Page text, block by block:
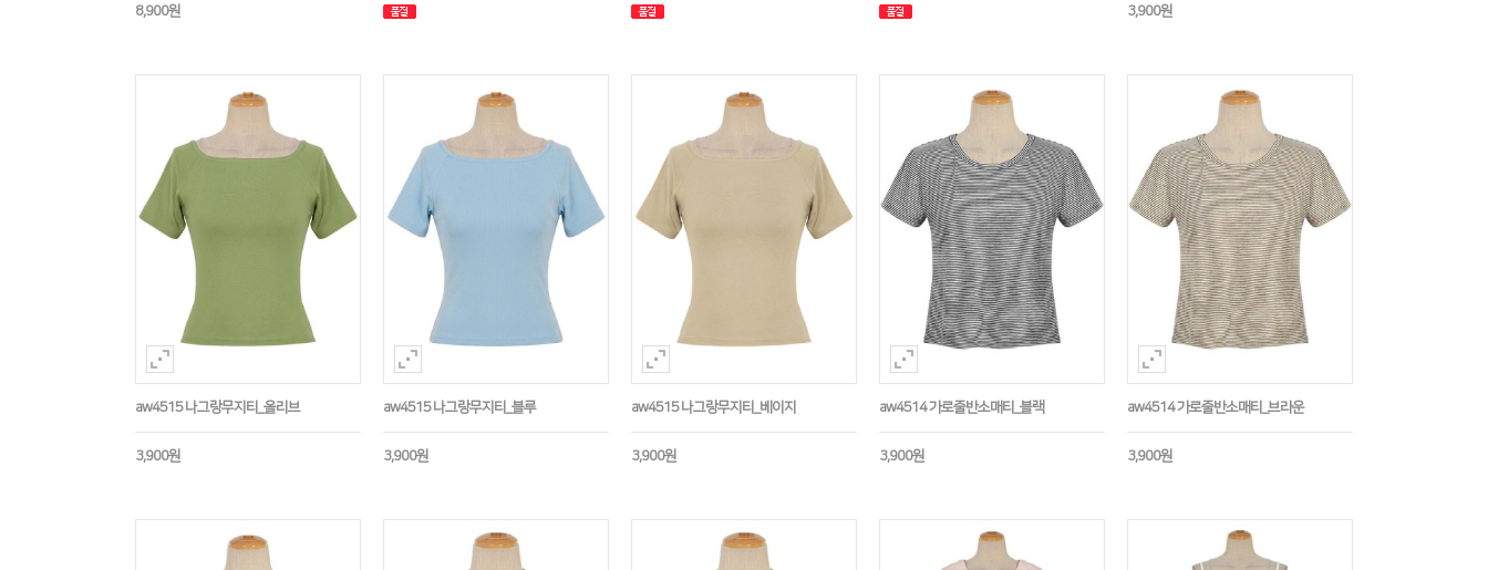
8,900원 3,900원
aw4515 나그랑무지티_올리브
3,900원
aw4515 나그랑무지티_블루
3,900원
aw4515 나그랑무지티_베이지
3,900원
aw4514 가로줄반소매티_블랙
3,900원
aw4514 가로줄반소매티_브라운
3,900원